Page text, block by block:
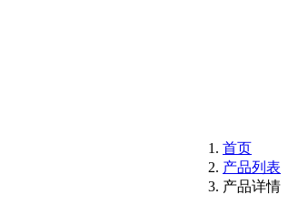
首页
产品列表
产品详情